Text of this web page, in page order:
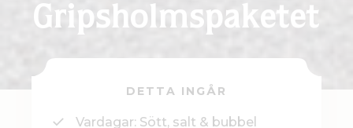
DETTA INGÅR
Vardagar: Sött, salt & bubbel
Gripsholms­paketet